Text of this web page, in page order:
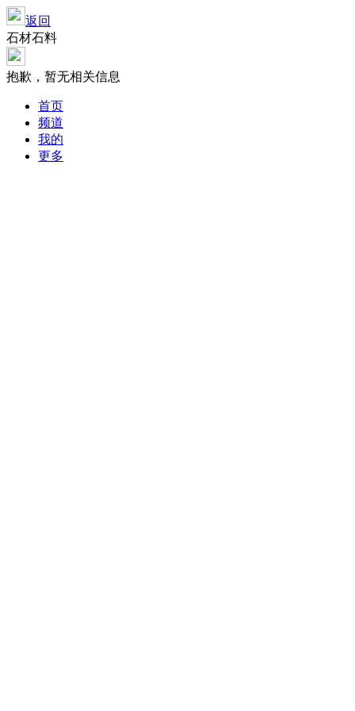
返回
石材石料
抱歉，暂无相关信息
首页
频道
我的
更多